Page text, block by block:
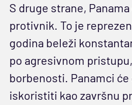
S druge strane,
protivnik. To je
godina beleži
po agresivnom
borbenosti. Panamci
iskoristiti kao završnu